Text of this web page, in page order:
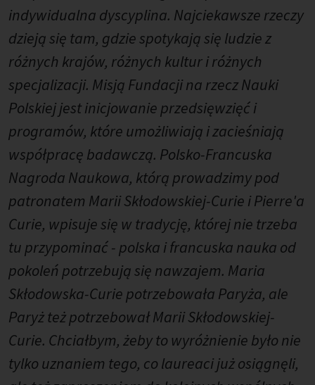
indywidualna dyscyplina. Najciekawsze rzeczy
dzieją się tam, gdzie spotykają się ludzie z
różnych krajów, różnych kultur i różnych
specjalizacji. Misją Fundacji na rzecz Nauki
Polskiej jest inicjowanie przedsięwzięć i
programów, które umożliwiają i zacieśniają
współpracę badawczą. Polsko-Francuska
Nagroda Naukowa, którą prowadzimy pod
patronatem Marii Skłodowskiej-Curie i Pierre'a
Curie, wpisuje się w tradycję, której nie trzeba
tu przypominać - polska i francuska nauka od
pokoleń potrzebują się nawzajem. Maria
Skłodowska-Curie potrzebowała Paryża, ale
Paryż też potrzebował Marii Skłodowskiej-
Curie. Chciałbym, żeby to wyróżnienie było nie
tylko uznaniem tego, co laureaci już osiągnęli,